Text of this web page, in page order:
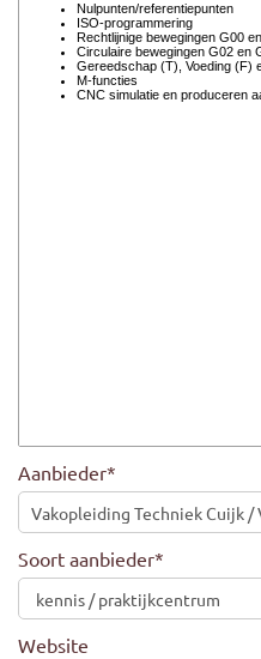
Aanbieder*
Soort aanbieder*
Website